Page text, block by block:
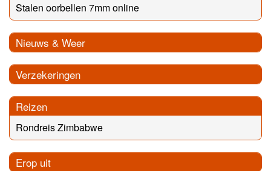
Stalen oorbellen 7mm online
Nieuws & Weer
Verzekeringen
Reizen
Rondreis Zimbabwe
Erop uit